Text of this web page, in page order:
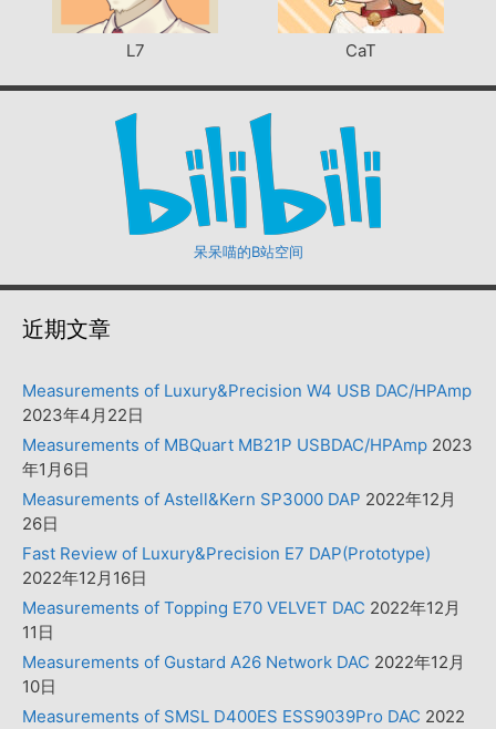
L7 CaT
呆呆喵的B站空间
近期文章
Measurements of Luxury&Precision W4 USB DAC/HPAmp
2023年4月22日
Measurements of MBQuart MB21P USBDAC/HPAmp 2023
年1月6日
Measurements of Astell&Kern SP3000 DAP 2022年12月
26日
Fast Review of Luxury&Precision E7 DAP(Prototype)
2022年12月16日
Measurements of Topping E70 VELVET DAC 2022年12月
11日
Measurements of Gustard A26 Network DAC 2022年12月
10日
Measurements of SMSL D400ES ESS9039Pro DAC 2022